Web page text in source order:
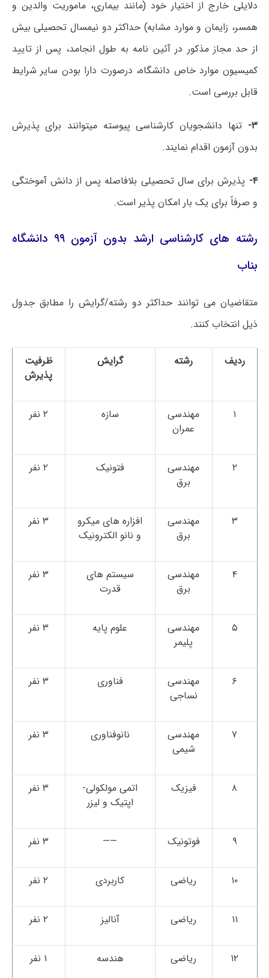
دلایلی خارج از اختیار خود (مانند بیماری، ماموریت والدین و
همسر، زایمان و موارد مشابه) حداکثر دو نیمسال تحصیلی بیش
از حد مجاز مذکور در آئین نامه به طول انجامد، پس از تایید
کمیسیون موارد خاص دانشگاه، درصورت دارا بودن سایر شرایط
قابل بررسی است.
۳-
تنها دانشجویان کارشناسی پیوسته می‎توانند برای پذیرش
بدون آزمون اقدام نمایند.
۴- پذیرش برای سال تحصیلی بلافاصله پس از دانش آموختگی
و صرفاً برای یک بار امکان پذیر است.
رشته های کارشناسی ارشد بدون آزمون ۹۹ دانشگاه
بناب
متقاضیان می توانند حداکثر دو رشته/گرایش را مطابق جدول
ذیل انتخاب کنند.
ردیف رشته گرایش
ظرفیت
پذیرش
۱
مهندسی
عمران
سازه ۲ نفر
۲
مهندسی
برق
فتونیک ۲ نفر
۳
مهندسی
برق
افزاره های میکرو
و نانو الکترونیک
۳ نفر
۴
مهندسی
برق
سیستم های
قدرت
۳ نفر
۵
مهندسی
پلیمر
علوم پایه ۳ نفر
۶
مهندسی
نساجی
فناوری ۳ نفر
۷
مهندسی
شیمی
نانوفناوری ۳ نفر
۸ فیزیک
اتمی مولکولی-
اپتیک و لیزر
۳ نفر
۹ فوتونیک —— ۳ نفر
۱۰ ریاضی کاربردی ۲ نفر
۱۱ ریاضی آنالیز ۲ نفر
۱۲ ریاضی هندسه ۱ نفر